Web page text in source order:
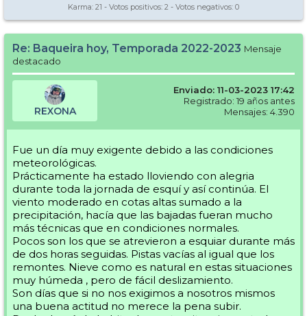
Karma: 21 - Votos positivos: 2 - Votos negativos: 0
Re: Baqueira hoy, Temporada 2022-2023 Mensaje
destacado
REXONA
Enviado: 11-03-2023 17:42
Registrado: 19 años antes
Mensajes: 4.390
Fue un día muy exigente debido a las condiciones
meteorológicas.
Prácticamente ha estado lloviendo con alegria
durante toda la jornada de esquí y así continúa. El
viento moderado en cotas altas sumado a la
precipitación, hacía que las bajadas fueran mucho
más técnicas que en condiciones normales.
Pocos son los que se atrevieron a esquiar durante más
de dos horas seguidas. Pistas vacías al igual que los
remontes. Nieve como es natural en estas situaciones
muy húmeda , pero de fácil deslizamiento.
Son días que si no nos exigimos a nosotros mismos
una buena actitud no merece la pena subir.